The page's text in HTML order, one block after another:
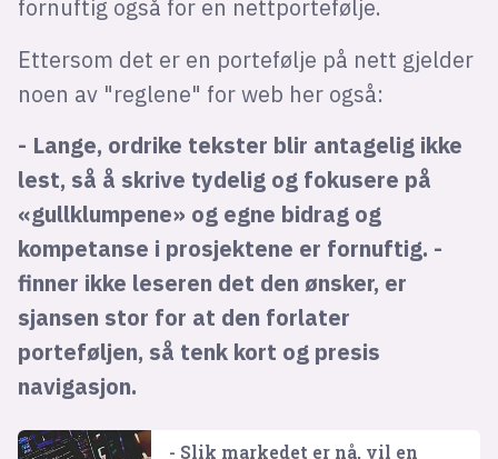
fornuftig også for en nettportefølje.
Ettersom det er en portefølje på nett gjelder
noen av "reglene" for web her også:
- Lange, ordrike tekster blir antagelig ikke
lest, så å skrive tydelig og fokusere på
«gullklumpene» og egne bidrag og
kompetanse i prosjektene er fornuftig. -
finner ikke leseren det den ønsker, er
sjansen stor for at den forlater
porteføljen, så tenk kort og presis
navigasjon.
- Slik markedet er nå, vil en